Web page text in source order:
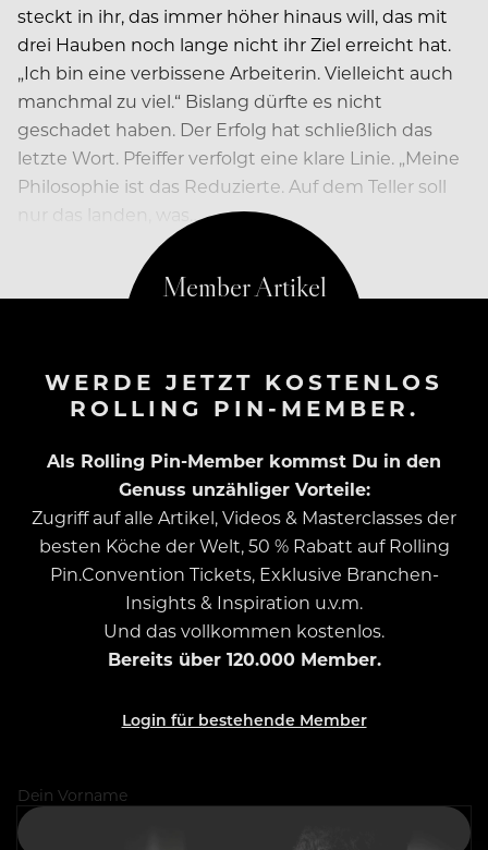
steckt in ihr, das immer höher hinaus will, das mit
drei Hauben noch lange nicht ihr Ziel erreicht hat.
„Ich bin eine verbissene Arbeiterin. Vielleicht auch
manchmal zu viel.“ Bislang dürfte es nicht
geschadet haben. Der Erfolg hat schließlich das
letzte Wort. Pfeiffer verfolgt eine klare Linie. „Meine
Philosophie ist das Reduzierte. Auf dem Teller soll
nur das landen, was…
WERDE JETZT KOSTENLOS
ROLLING PIN-MEMBER.
Als Rolling Pin-Member kommst Du in den
Genuss unzähliger Vorteile:
Zugriff auf alle Artikel, Videos & Masterclasses der
besten Köche der Welt, 50 % Rabatt auf Rolling
Pin.Convention Tickets, Exklusive Branchen-
Insights & Inspiration u.v.m.
Und das vollkommen kostenlos.
Bereits über 120.000 Member.
Login für bestehende Member
Dein Vorname